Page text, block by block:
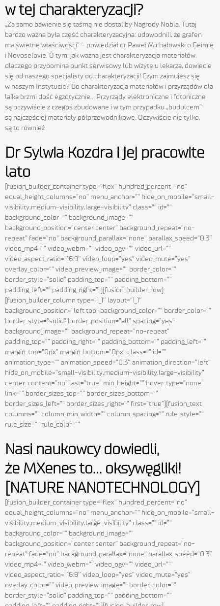
w tej charakteryzacji?
„Za samo bawienie się taśmą nie dostaliby Nagrody Nobla. Tutaj
bardzo ważna była część charakteryzacyjna: udowodnili, że grafen
ma świetne właściwości” – powiedział dr Paweł Michałowski o Geimie
i Novoselovie. O tym, jak ważna jest charakteryzacja materiałów,
dlaczego przypomina punkt serwisowy lub wizytę u lekarza, dowiecie
się od naszego specjalisty od charakteryzacji! Czym zajmujesz się
w naszym Instytucie? Bo charakteryzacja materiałów i przyrządów dla
laika brzmi dość egzotycznie… Przyrządy elektroniczne i fotoniczne
są oczywiście z czegoś zbudowane i w tym przypadku „budulcem”
są najczęściej materiały półprzewodnikowe. Oczywiście nie tylko,
są to również
Dr Sylwia Kozdra i jej pracowite
lato
[fusion_builder_container type=”flex” hundred_percent=”no”
equal_height_columns=”no” menu_anchor=”” hide_on_mobile=”small-
visibility,medium-visibility,large-visibility” class=”” id=””
background_color=”” background_image=””
background_position=”center center” background_repeat=”no-
repeat” fade=”no” background_parallax=”none” parallax_speed=”0.3″
video_mp4=”” video_webm=”” video_ogv=”” video_url=””
video_aspect_ratio=”16:9″ video_loop=”yes” video_mute=”yes”
overlay_color=”” video_preview_image=”” border_color=””
border_style=”solid” padding_top=”” padding_bottom=””
padding_left=”” padding_right=””][fusion_builder_row]
[fusion_builder_column type=”1_1″ layout=”1_1″
background_position=”left top” background_color=”” border_color=””
border_style=”solid” border_position=”all” spacing=”yes”
background_image=”” background_repeat=”no-repeat”
padding_top=”” padding_right=”” padding_bottom=”” padding_left=””
margin_top=”0px” margin_bottom=”0px” class=”” id=””
animation_type=”” animation_speed=”0.3″ animation_direction=”left”
hide_on_mobile=”small-visibility,medium-visibility,large-visibility”
center_content=”no” last=”true” min_height=”” hover_type=”none”
link=”” border_sizes_top=”” border_sizes_bottom=””
border_sizes_left=”” border_sizes_right=”” first=”true”][fusion_text
columns=”” column_min_width=”” column_spacing=”” rule_style=””
rule_size=”” rule_color=””
Nasi naukowcy dowiedli,
że MXenes to… oksywęgliki!
[NATURE NANOTECHNOLOGY]
[fusion_builder_container type=”flex” hundred_percent=”no”
equal_height_columns=”no” menu_anchor=”” hide_on_mobile=”small-
visibility,medium-visibility,large-visibility” class=”” id=””
background_color=”” background_image=””
background_position=”center center” background_repeat=”no-
repeat” fade=”no” background_parallax=”none” parallax_speed=”0.3″
video_mp4=”” video_webm=”” video_ogv=”” video_url=””
video_aspect_ratio=”16:9″ video_loop=”yes” video_mute=”yes”
overlay_color=”” video_preview_image=”” border_color=””
border_style=”solid” padding_top=”” padding_bottom=””